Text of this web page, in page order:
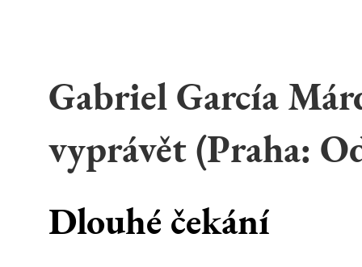
Gabriel García
vyprávět (Praha:
Dlouhé čekání